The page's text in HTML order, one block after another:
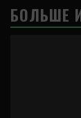
БОЛЬШЕ